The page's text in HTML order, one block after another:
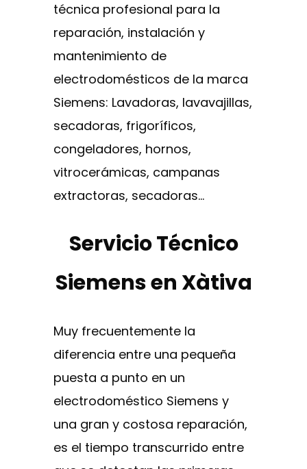
técnica profesional para la
reparación, instalación y
mantenimiento de
electrodomésticos de la marca
Siemens: Lavadoras, lavavajillas,
secadoras, frigoríficos,
congeladores, hornos,
vitrocerámicas, campanas
extractoras, secadoras…
Servicio Técnico
Siemens en Xàtiva
Muy frecuentemente la
diferencia entre una pequeña
puesta a punto en un
electrodoméstico Siemens y
una gran y costosa reparación,
es el tiempo transcurrido entre